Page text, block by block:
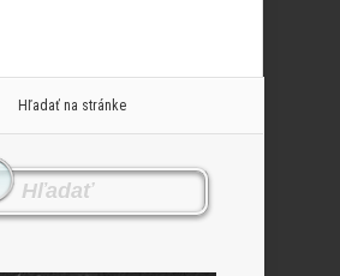
Hľadať na stránke